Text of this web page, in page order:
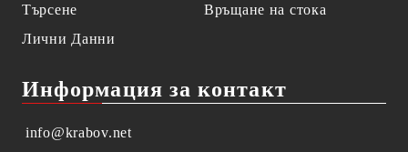
Търсене
Лични Данни
Връщане на стока
Информация за контакт
info@krabov.net